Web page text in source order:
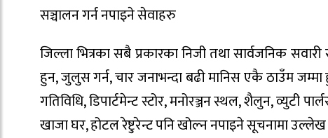
सञ्चालन गर्न नपाइने सेवाहरु
जिल्ला भित्रका सबै प्रकारका निजी तथा सार्वजनिक
हुन, जुलुस गर्न, चार जनाभन्दा बढी मानिस एकै ठाउँम
गतिविधि, डिपार्टमेन्ट स्टोर, मनोरञ्जन स्थल, शैलुन,
खाजा घर, होटल रेष्टुरेन्ट पनि खोल्न नपाइने सूचनामा